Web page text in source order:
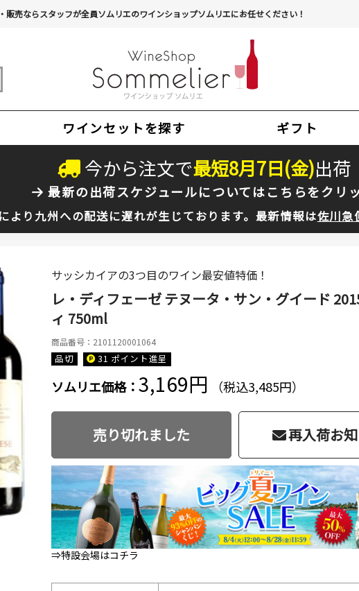
販売ならスタッフが全員ソムリエのワインショップソムリエにお任せください！
ワインセットを探す ギフト
今から注文で最短8月7日(金)出荷
最新の出荷スケジュールについてはこちらをクリ
より九州への配送に遅れが生じております。最新情報は佐川急
サッシカイアの3つ目のワイン最安値特価！
レ・ディフェーゼ テヌータ・サン・グイード
ィ 750ml
商品番号：2101120001064
品切 31 ポイント進呈
ソムリエ価格：3,169円 （税込3,485円）
売り切れました 再入荷お
⇒特設会場はコチラ